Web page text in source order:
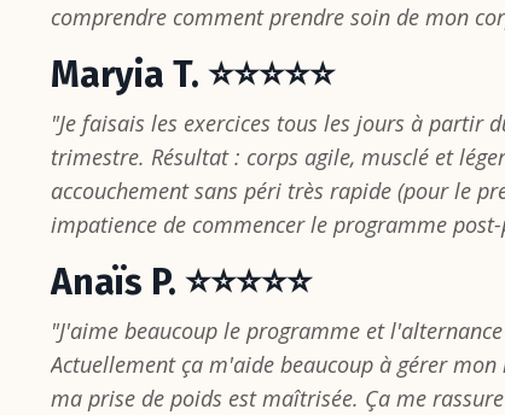
comprendre comment prendre soin de mon
Maryia T. ⭐⭐⭐⭐⭐
"Je faisais les exercices tous les jours à partir
trimestre. Résultat : corps agile, musclé et
accouchement sans péri très rapide (pour le
impatience de commencer le programme
Anaïs P. ⭐⭐⭐⭐⭐
"J'aime beaucoup le programme et
Actuellement ça m'aide beaucoup à gérer mon
ma prise de poids est maîtrisée. Ça me